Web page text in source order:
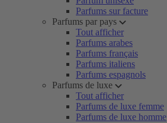
Parfums sur facture
Parfums par pays
Tout afficher
Parfums arabes
Parfums français
Parfums italiens
Parfums espagnols
Parfums de luxe
Tout afficher
Parfums de luxe femme
Parfums de luxe homme